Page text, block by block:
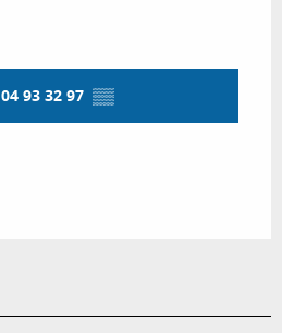
04 93 32 97 ▒▒